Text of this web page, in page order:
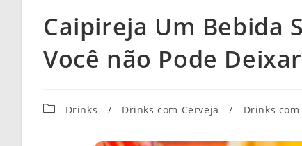
Caipireja Um Bebida
Você não Pode
Categoria
Drinks / Drinks com Cerveja / Drinks com